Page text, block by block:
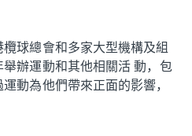
球總會和多家大型機構及組
辦運動和其他相關活 動，包
動為他們帶來正面的影響，